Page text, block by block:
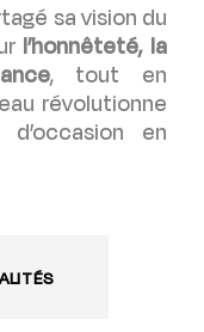
sa vision du
l’honnêteté, la
, tout en
révolutionne
en